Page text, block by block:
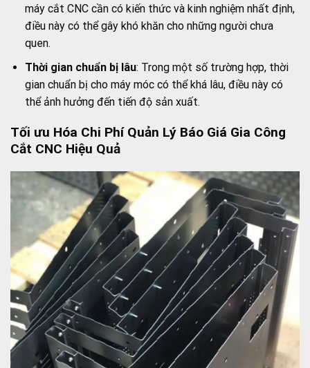
máy cắt CNC cần có kiến thức và kinh nghiệm nhất định,
điều này có thể gây khó khăn cho những người chưa
quen.
Thời gian chuẩn bị lâu: Trong một số trường hợp, thời
gian chuẩn bị cho máy móc có thể khá lâu, điều này có
thể ảnh hưởng đến tiến độ sản xuất.
Tối ưu Hóa Chi Phí Quản Lý Báo Giá Gia Công
Cắt CNC Hiệu Quả